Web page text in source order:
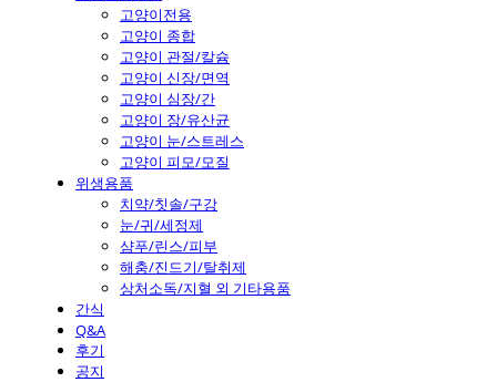
고양이전용
고양이 종합
고양이 관절/칼슘
고양이 신장/면역
고양이 심장/간
고양이 장/유산균
고양이 눈/스트레스
고양이 피모/모질
위생용품
치약/칫솔/구강
눈/귀/세정제
샴푸/린스/피부
해충/진드기/탈취제
상처소독/지혈 외 기타용품
간식
Q&A
후기
공지